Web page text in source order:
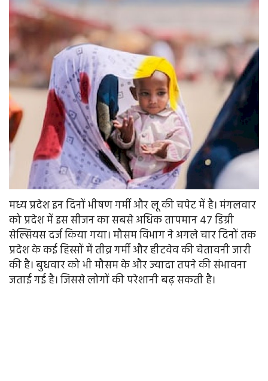
मध्य प्रदेश इन दिनों भीषण गर्मी और लू की चपेट में है। मंगलवार
को प्रदेश में इस सीजन का सबसे अधिक तापमान 47 डिग्री
सेल्सियस दर्ज किया गया। मौसम विभाग ने अगले चार दिनों तक
प्रदेश के कई हिस्सों में तीव्र गर्मी और हीटवेव की चेतावनी जारी
की है। बुधवार को भी मौसम के और ज्यादा तपने की संभावना
जताई गई है। जिससे लोगों की परेशानी बढ़ सकती है।